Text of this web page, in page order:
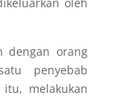
dengan orang
penyebab
melakukan